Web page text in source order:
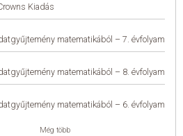
Kiadás
matematikából – 7. évfolyam
matematikából – 8. évfolyam
matematikából – 6. évfolyam
Még több